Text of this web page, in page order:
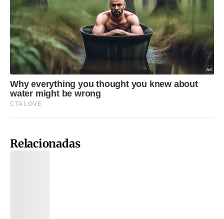
Relacionadas